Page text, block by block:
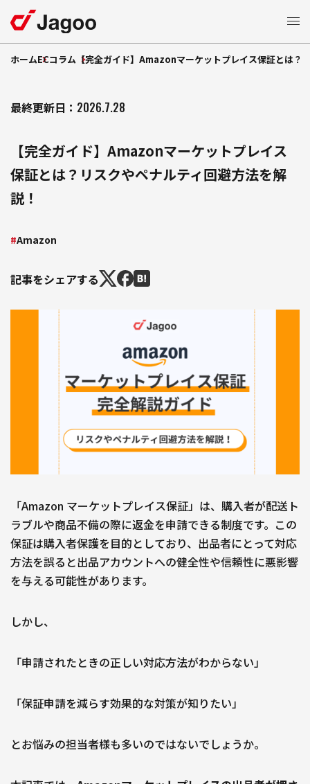
サービス一覧
Amazon支援
Yahoo!ショッピング支援
Qoo10
モール広告運用
自社サイト立ち上げ・制作
特長
支援事例
EC コラム
会社紹介
会社概要
メンバー
採用情報
Jagooを知る
ECお役立ち資料
ホームECコラム 【完全ガイド】Amazonマーケットプレイス保証とは？
最終更新日： 2026.7.28
【完全ガイド】Amazonマーケットプレイス
保証とは？リスクやペナルティ回避方法を解
説！
Amazon
記事をシェアする
「Amazon マーケットプレイス保証」は、購入者が配送ト
ラブルや商品不備の際に返金を申請できる制度です。この
保証は購入者保護を目的としており、出品者にとって対応
方法を誤ると出品アカウントへの健全性や信頼性に悪影響
を与える可能性があります。
しかし、
「申請されたときの正しい対応方法がわからない」
「保証申請を減らす効果的な対策が知りたい」
とお悩みの担当者様も多いのではないでしょうか。